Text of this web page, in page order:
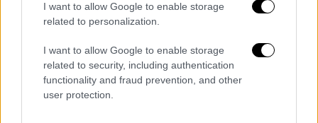
I want to allow Google to enable storage
related to personalization.
I want to allow Google to enable storage
related to security, including authentication
functionality and fraud prevention, and other
user protection.
σύμφωνα με τον δικηγόρο – ότι η έκρηξη
σημειώθηκε σε ύψος περίπου 1,20 μέτρου
από το έδαφος. Τα συμπεράσματα αυτά,
όπως είπε, βασίζονται και στηντεχνική
αξιολόγηση του πραγματογνώμονατης
οικογένειας.